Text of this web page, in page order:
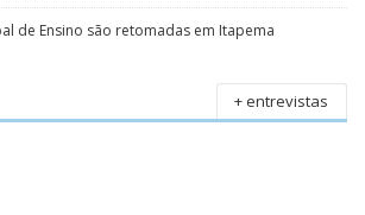
de Ensino são retomadas em Itapema
+ entrevistas